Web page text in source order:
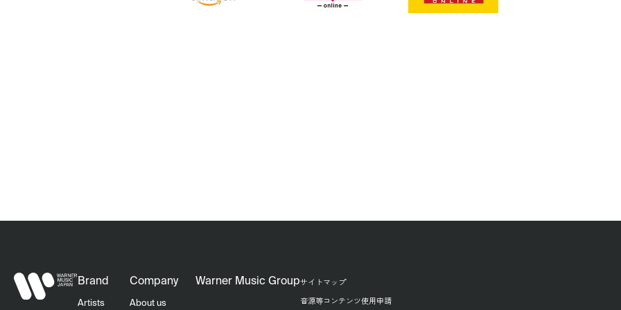
Brand
Artists
Company
About us
Warner Music Groupサイトマップ
音源等コンテンツ使用申請